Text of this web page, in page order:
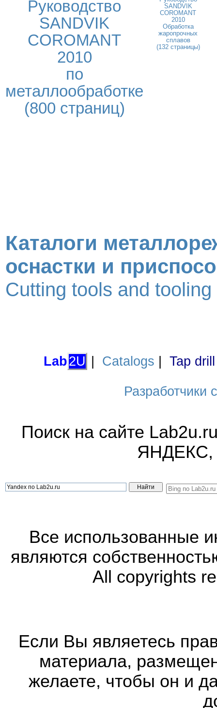
Руководство
SANDVIK
COROMANT
2010
по
металлообработке
(800 страниц)
SANDVIK
COROMANT
2010
Обработка
жаропрочных
сплавов
(132 страницы)
Каталоги
оснастки и
Cutting tools and
Lab2U Catalogs Tap
Разработчики
Поиск на сайте
ЯНДЕКС,
Все использованные
являются
All copyrights
Если Вы являетесь
материала,
желаете, чтобы он и